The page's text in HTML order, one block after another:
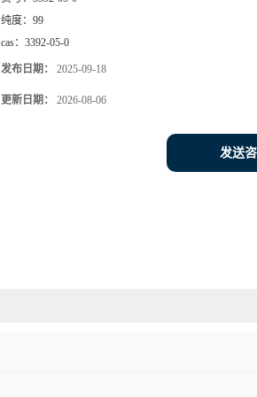
纯度： 99
cas： 3392-05-0
发布日期： 2025-09-18
更新日期： 2026-08-06
发送